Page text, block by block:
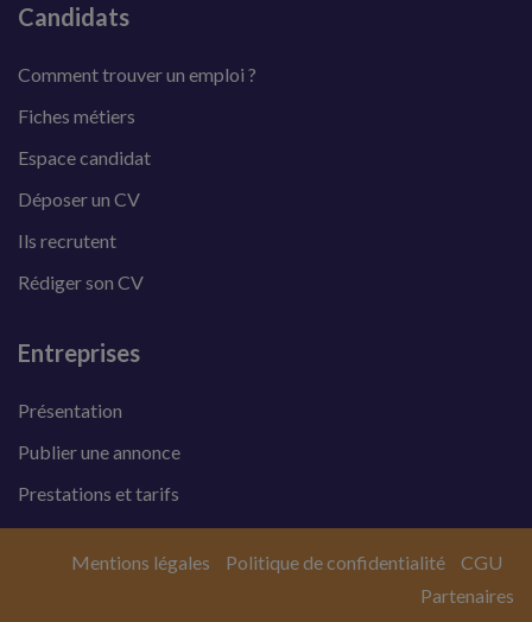
Candidats
Comment trouver un emploi ?
Fiches métiers
Espace candidat
Déposer un CV
Ils recrutent
Rédiger son CV
Entreprises
Présentation
Publier une annonce
Prestations et tarifs
Mentions légales Politique de confidentialité
CGU
Partenaires